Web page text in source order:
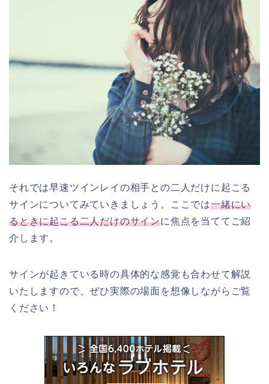
それでは早速ツインレイの相手との二人だけに起こる
サインについてみていきましょう。ここでは一緒にい
るときに起こる二人だけのサインに焦点を当ててご紹
介します。
サインが起きている時の具体的な感覚も合わせて解説
いたしますので、ぜひ実際の場面を想像しながらご覧
ください！